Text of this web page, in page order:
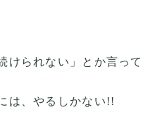
けられない」とか言って
は、やるしかない!!